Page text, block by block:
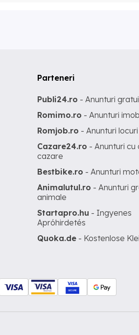
Parteneri
Publi24.ro - Anunturi
Romimo.ro - Anunturi
Romjob.ro - Anunturi
Cazare24.ro - Anunturi
cazare
Bestbike.ro - Anunturi
Animalutul.ro - Anunturi
animale
Startapro.hu - Ingyenes
Apróhirdetés
Quoka.de - Kostenlose